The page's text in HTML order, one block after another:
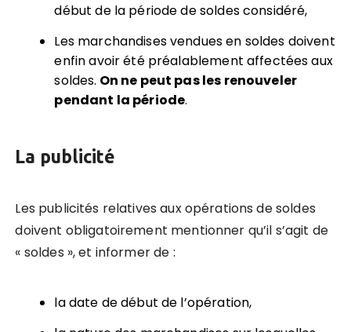
début de la période de soldes considéré,
Les marchandises vendues en soldes doivent
enfin avoir été préalablement affectées aux
soldes. On ne peut pas les renouveler
pendant la période.
La publicité
Les publicités relatives aux opérations de soldes
doivent obligatoirement mentionner qu’il s’agit de
« soldes », et informer de :
la date de début de l’opération,